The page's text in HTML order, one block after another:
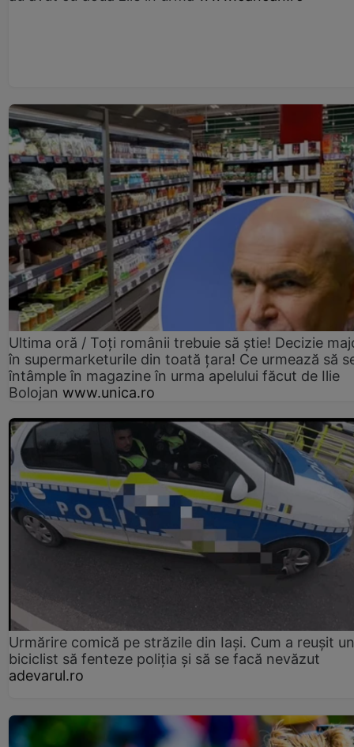
Ultima oră / Toți românii trebuie să știe! Decizie
în supermarketurile din toată țara! Ce urmează să
întâmple în magazine în urma apelului făcut de Ilie
Bolojan www.unica.ro
Urmărire comică pe străzile din Iași. Cum a reușit un
biciclist să fenteze poliția și să se facă nevăzut
adevarul.ro